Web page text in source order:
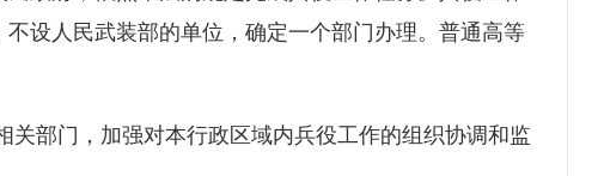
设人民武装部的单位，确定一个部门办理。普通高等
部门，加强对本行政区域内兵役工作的组织协调和监